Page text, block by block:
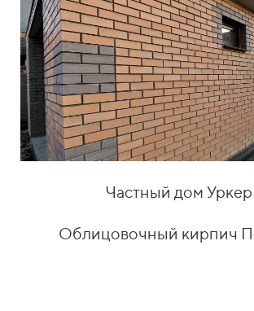
Частный дом Уркер
Облицовочный кирпич